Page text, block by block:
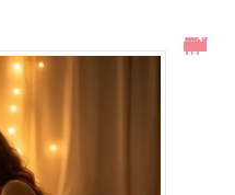
Toucher le col de l’utérus pendant un rapport : ce qu’il faut savoir